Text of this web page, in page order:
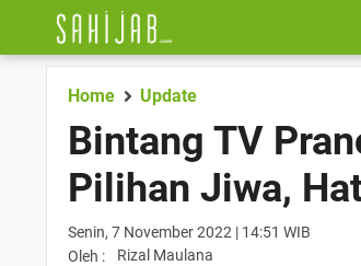
Home Update
Bintang TV
Pilihan Jiwa,
Senin, 7 November 2022 | 14:51 WIB
Oleh :
Rizal Maulana